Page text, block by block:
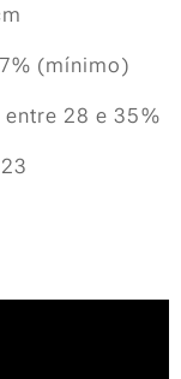
(mínimo)
28 e 35%